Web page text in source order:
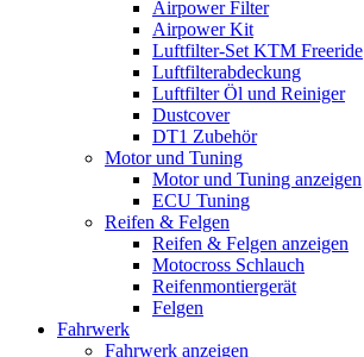
Airpower Filter
Airpower Kit
Luftfilter-Set KTM Freeride
Luftfilterabdeckung
Luftfilter Öl und Reiniger
Dustcover
DT1 Zubehör
Motor und Tuning
Motor und Tuning anzeigen
ECU Tuning
Reifen & Felgen
Reifen & Felgen anzeigen
Motocross Schlauch
Reifenmontiergerät
Felgen
Fahrwerk
Fahrwerk anzeigen